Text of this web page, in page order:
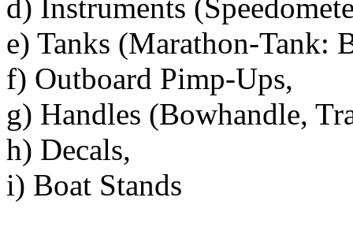
d) Instruments
e) Tanks (Marathon-Tank:
f) Outboard Pimp-Ups,
g) Handles (Bowhandle,
h) Decals,
i) Boat Stands